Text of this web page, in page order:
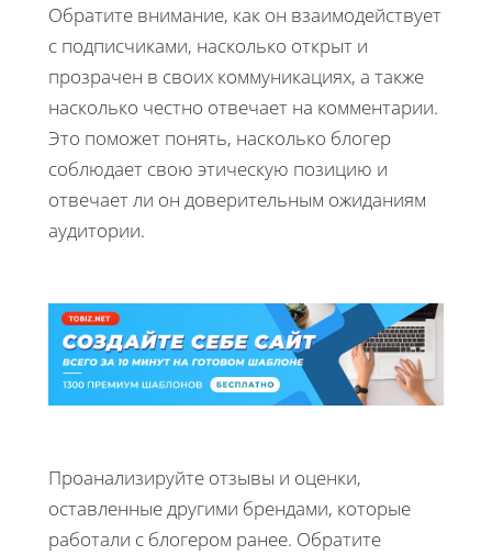
Обратите внимание, как он взаимодействует
с подписчиками, насколько открыт и
прозрачен в своих коммуникациях, а также
насколько честно отвечает на комментарии.
Это поможет понять, насколько блогер
соблюдает свою этическую позицию и
отвечает ли он доверительным ожиданиям
аудитории.
Проанализируйте отзывы и оценки,
оставленные другими брендами, которые
работали с блогером ранее. Обратите